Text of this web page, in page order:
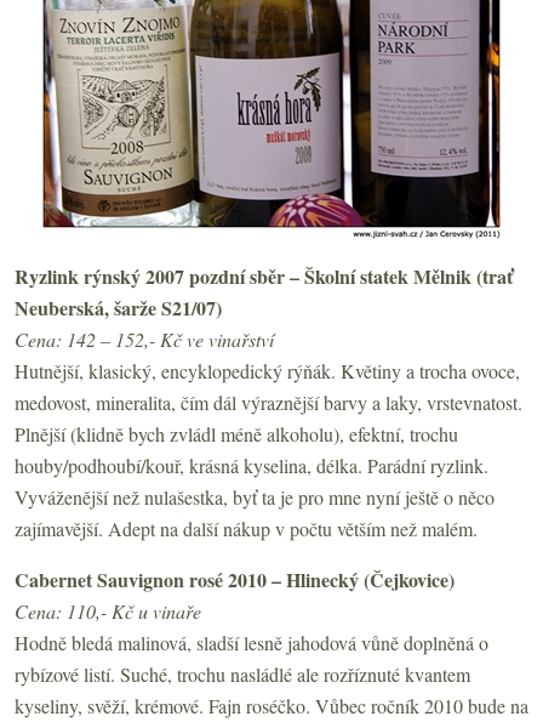
Ryzlink rýnský 2007 pozdní sběr – Školní statek Mělnik (trať
Neuberská, šarže S21/07)
Cena: 142 – 152,- Kč ve vinařství
Hutnější, klasický, encyklopedický rýňák. Květiny a trocha ovoce,
medovost, mineralita, čím dál výraznější barvy a laky, vrstevnatost.
Plnější (klidně bych zvládl méně alkoholu), efektní, trochu
houby/podhoubí/kouř, krásná kyselina, délka. Parádní ryzlink.
Vyváženější než nulašestka, byť ta je pro mne nyní ještě o něco
zajímavější. Adept na další nákup v počtu větším než malém.
Cabernet Sauvignon rosé 2010 – Hlinecký (Čejkovice)
Cena: 110,- Kč u vinaře
Hodně bledá malinová, sladší lesně jahodová vůně doplněná o
rybízové listí. Suché, trochu nasládlé ale rozříznuté kvantem
kyseliny, svěží, krémové. Fajn roséčko. Vůbec ročník 2010 bude na